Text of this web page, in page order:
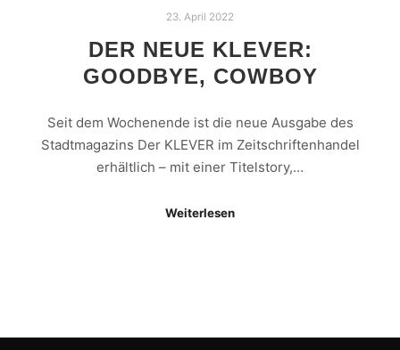
23. April 2022
DER NEUE KLEVER:
GOODBYE, COWBOY
Seit dem Wochenende ist die neue Ausgabe des
Stadtmagazins Der KLEVER im Zeitschriftenhandel
erhältlich – mit einer Titelstory,…
Weiterlesen